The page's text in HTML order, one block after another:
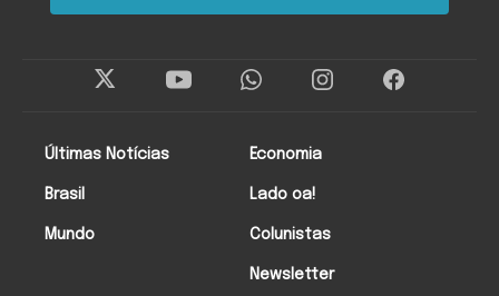
Últimas Notícias
Brasil
Mundo
Economia
Lado oa!
Colunistas
Newsletter